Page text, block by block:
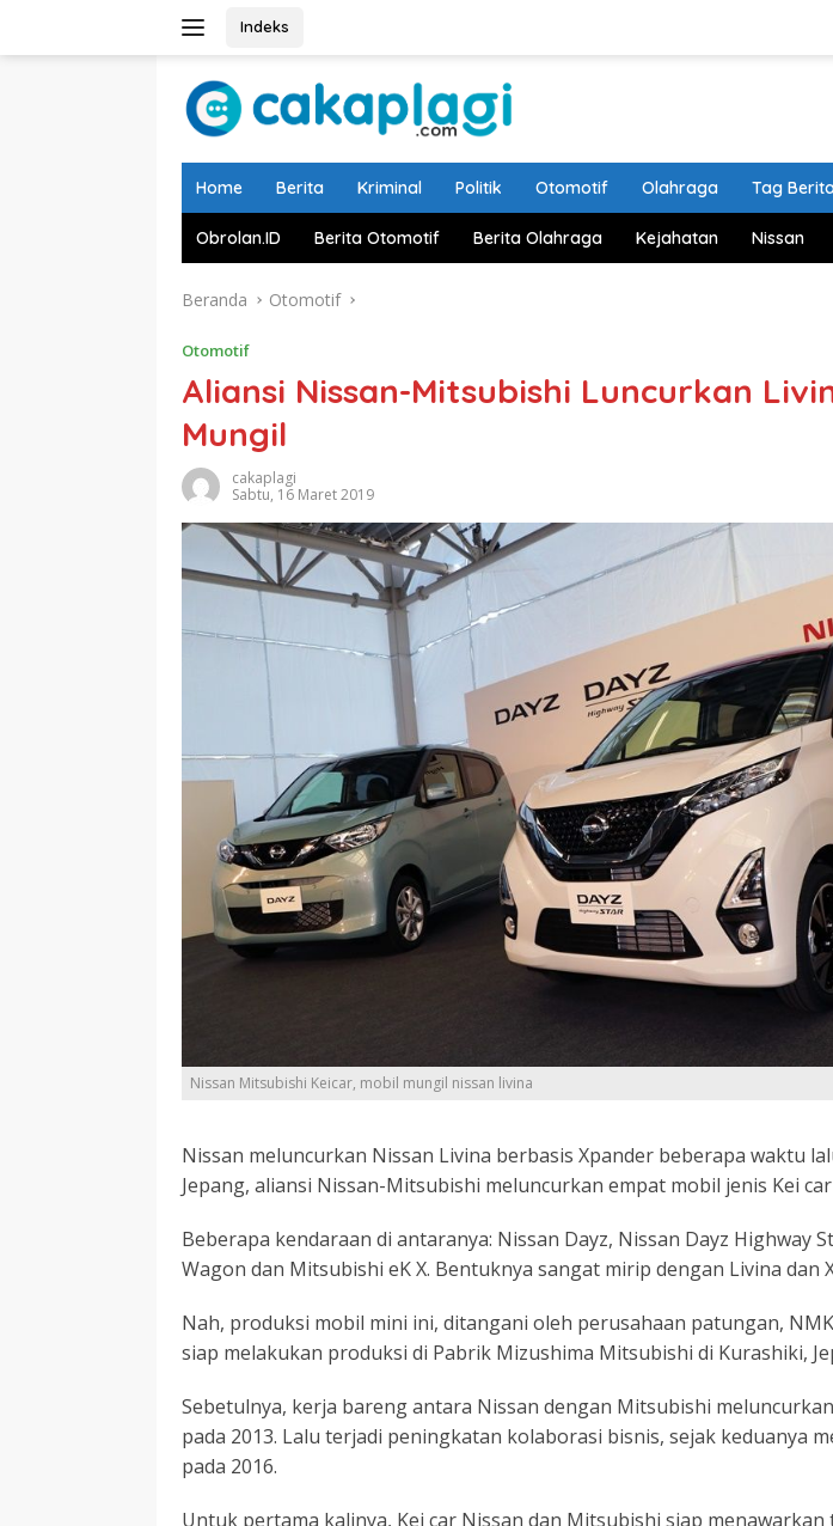
Indeks
Home Berita Kriminal Politik Otomotif Olahraga Tag
Obrolan.ID Berita Otomotif Berita Olahraga Kejahatan Nissan
Beranda Otomotif
Otomotif
Aliansi Nissan-Mitsubishi Luncurkan
Mungil
cakaplagi
Sabtu, 16 Maret 2019
Nissan Mitsubishi Keicar, mobil mungil nissan livina
Nissan meluncurkan Nissan Livina berbasis Xpander beberapa waktu
Jepang, aliansi Nissan-Mitsubishi meluncurkan empat mobil jenis Kei
Beberapa kendaraan di antaranya: Nissan Dayz, Nissan Dayz Highway
Wagon dan Mitsubishi eK X. Bentuknya sangat mirip dengan Livina dan
Nah, produksi mobil mini ini, ditangani oleh perusahaan patungan,
siap melakukan produksi di Pabrik Mizushima Mitsubishi di Kurashiki,
Sebetulnya, kerja bareng antara Nissan dengan Mitsubishi
pada 2013. Lalu terjadi peningkatan kolaborasi bisnis, sejak keduanya
pada 2016.
Untuk pertama kalinya, Kei car Nissan dan Mitsubishi siap